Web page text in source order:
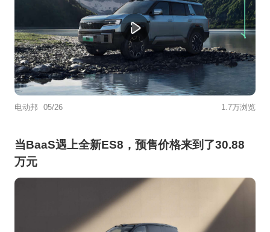
电动邦 05/26 1.7万浏览
当BaaS遇上全新ES8，预售价格来到了30.88
万元